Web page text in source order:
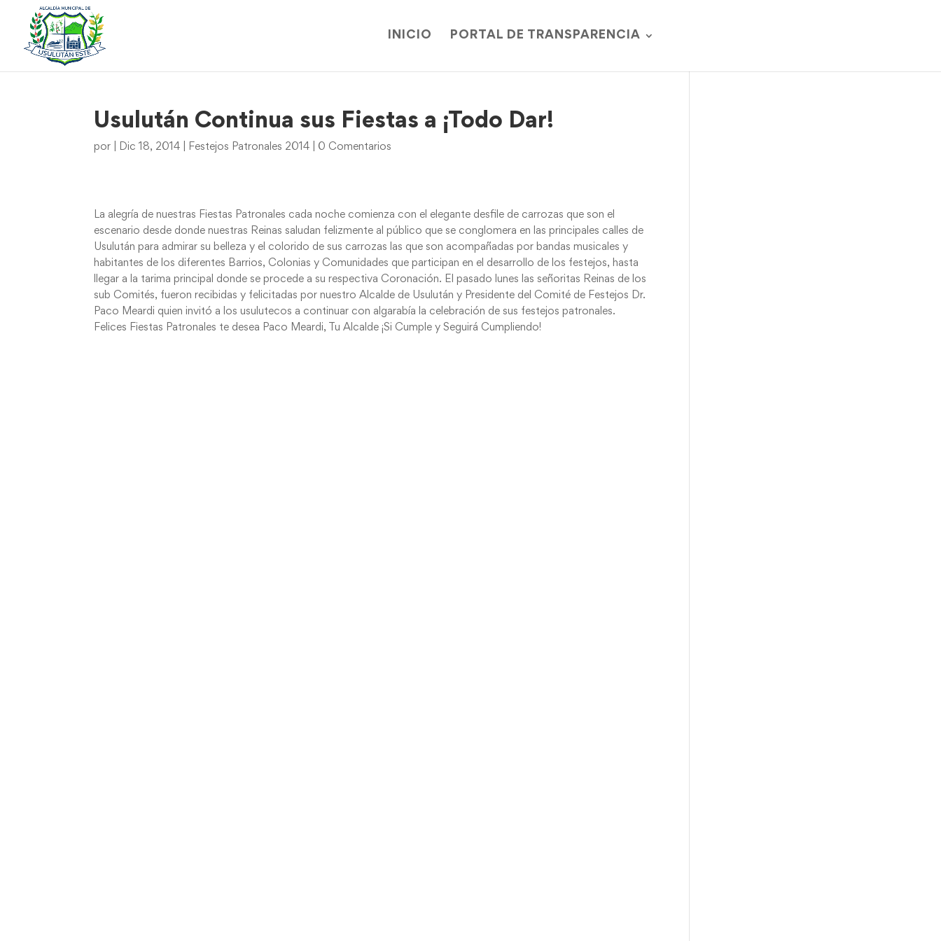
INICIO PORTAL DE TRANSPARENCIA
Usulután Continua sus Fiestas a ¡Todo Dar!
por Dic 18, 2014 Festejos Patronales 2014 0 Comentarios
La alegría de nuestras Fiestas Patronales cada noche comienza con el elegante desfile de carrozas que son el
escenario desde donde nuestras Reinas saludan felizmente al público que se conglomera en las principales calles de
Usulután para admirar su belleza y el colorido de sus carrozas las que son acompañadas por bandas musicales y
habitantes de los diferentes Barrios, Colonias y Comunidades que participan en el desarrollo de los festejos, hasta
llegar a la tarima principal donde se procede a su respectiva Coronación. El pasado lunes las señoritas Reinas de los
sub Comités, fueron recibidas y felicitadas por nuestro Alcalde de Usulután y Presidente del Comité de Festejos Dr.
Paco Meardi quien invitó a los usulutecos a continuar con algarabía la celebración de sus festejos patronales.
Felices Fiestas Patronales te desea Paco Meardi, Tu Alcalde ¡Si Cumple y Seguirá Cumpliendo!